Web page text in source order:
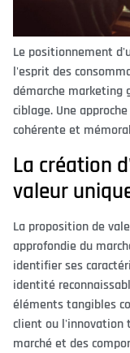
Le positionnement
l'esprit des
démarche marketing
ciblage. Une
cohérente et
La création
valeur
La proposition de
approfondie du
identifier ses
identité
éléments tangibles
client ou l'innovation
marché et des